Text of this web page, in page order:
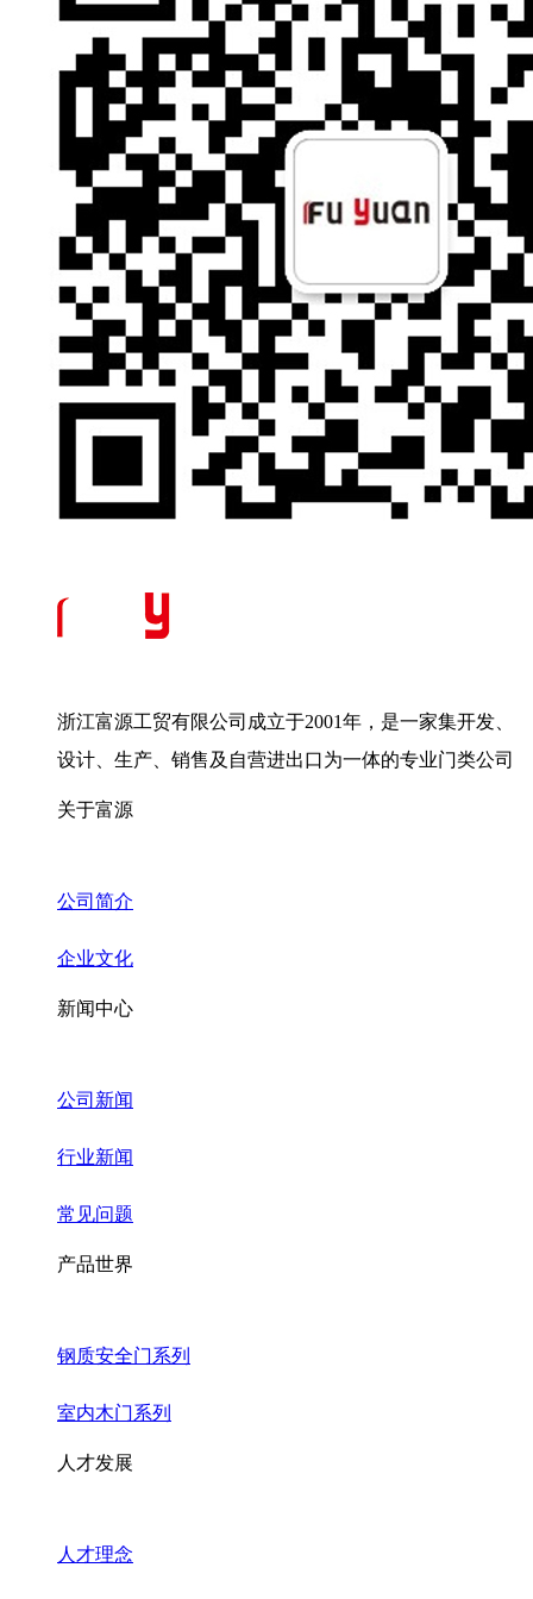
浙江富源工贸有限公司成立于2001年，是一家集开发、
设计、生产、销售及自营进出口为一体的专业门类公司
关于富源
公司简介
企业文化
新闻中心
公司新闻
行业新闻
常见问题
产品世界
钢质安全门系列
室内木门系列
人才发展
人才理念